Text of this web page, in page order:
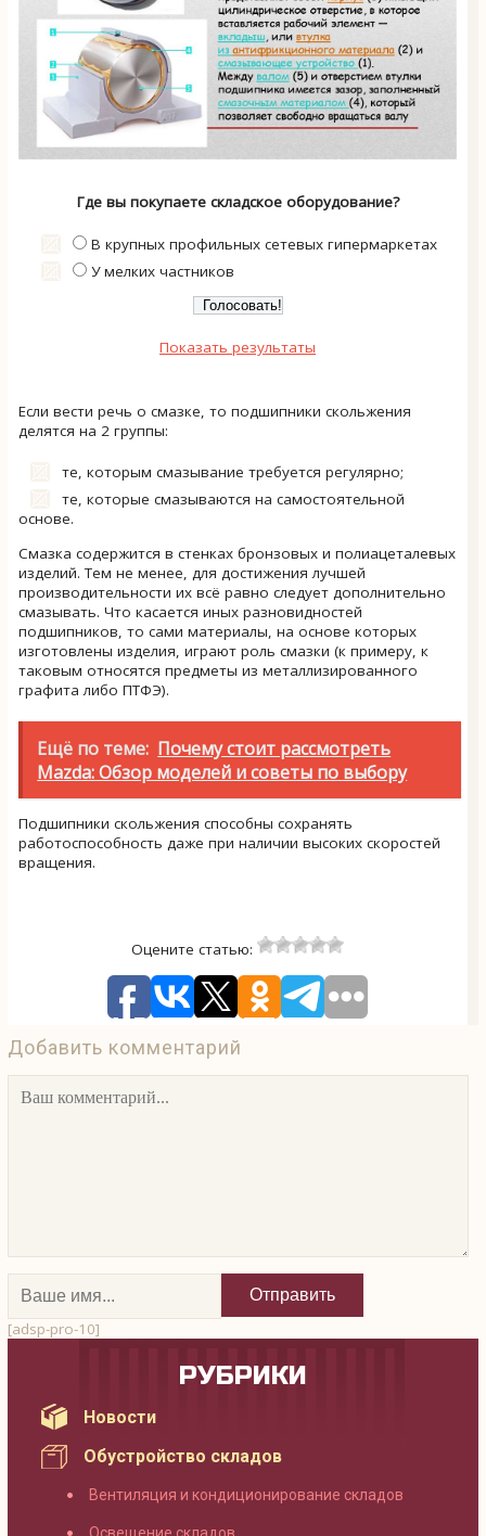
Где вы покупаете складское оборудование?
В крупных профильных сетевых гипермаркетах
У мелких частников
Показать результаты
Если вести речь о смазке, то подшипники скольжения
делятся на 2 группы:
те, которым смазывание требуется регулярно;
те, которые смазываются на самостоятельной
основе.
Смазка содержится в стенках бронзовых и полиацеталевых
изделий. Тем не менее, для достижения лучшей
производительности их всё равно следует дополнительно
смазывать. Что касается иных разновидностей
подшипников, то сами материалы, на основе которых
изготовлены изделия, играют роль смазки (к примеру, к
таковым относятся предметы из металлизированного
графита либо ПТФЭ).
Ещё по теме: Почему стоит рассмотреть
Mazda: Обзор моделей и советы по выбору
Подшипники скольжения способны сохранять
работоспособность даже при наличии высоких скоростей
вращения.
Оцените статью:
Добавить комментарий
[adsp-pro-10]
РУБРИКИ
Новости
Обустройство складов
Вентиляция и кондиционирование складов
Освещение складов